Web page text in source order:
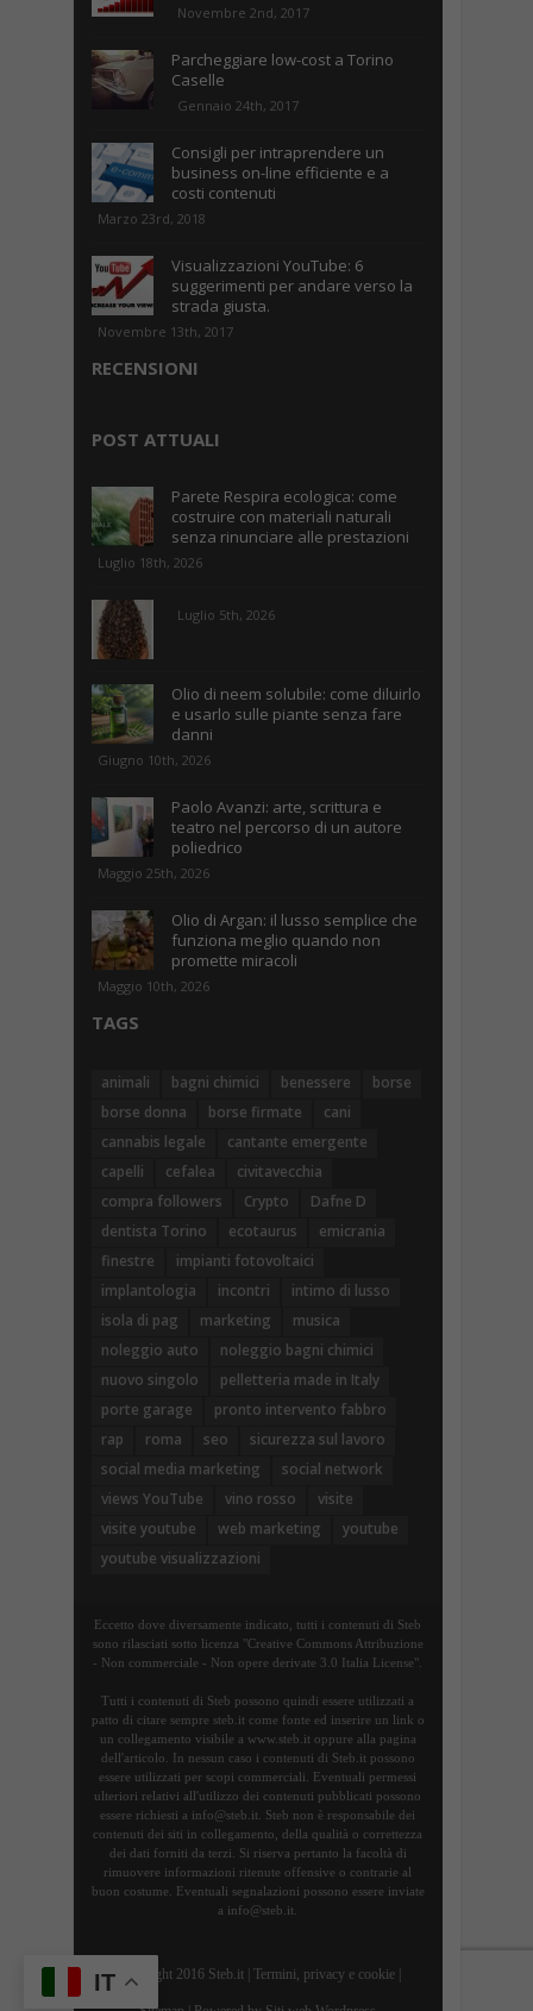
Novembre 2nd, 2017
Parcheggiare low-cost a Torino
Caselle
Gennaio 24th, 2017
Consigli per intraprendere un
business on-line efficiente e a
costi contenuti
Marzo 23rd, 2018
Visualizzazioni YouTube: 6
suggerimenti per andare verso la
strada giusta.
Novembre 13th, 2017
RECENSIONI
POST ATTUALI
Parete Respira ecologica: come
costruire con materiali naturali
senza rinunciare alle prestazioni
Luglio 18th, 2026
Luglio 5th, 2026
Olio di neem solubile: come diluirlo
e usarlo sulle piante senza fare
danni
Giugno 10th, 2026
Paolo Avanzi: arte, scrittura e
teatro nel percorso di un autore
poliedrico
Maggio 25th, 2026
Olio di Argan: il lusso semplice che
funziona meglio quando non
promette miracoli
Maggio 10th, 2026
TAGS
animali bagni chimici benessere
borse
borse donna
borse firmate
cani
cannabis legale
cantante emergente
capelli
cefalea
civitavecchia
compra followers
Crypto
Dafne D
dentista Torino
ecotaurus
emicrania
finestre
impianti fotovoltaici
implantologia
incontri
intimo di lusso
isola di pag
marketing
musica
noleggio auto
noleggio bagni chimici
nuovo singolo
pelletteria made in Italy
porte garage
pronto intervento fabbro
rap
roma seo
sicurezza sul lavoro
social media marketing
social network
views YouTube
vino rosso
visite
visite youtube
web marketing
youtube
youtube visualizzazioni
Eccetto dove diversamente indicato, tutti i contenuti di Steb
sono rilasciati sotto licenza "Creative Commons Attribuzione
- Non commerciale - Non opere derivate 3.0 Italia License".
Tutti i contenuti di Steb possono quindi essere utilizzati a
patto di citare sempre steb.it come fonte ed inserire un link o
un collegamento visibile a www.steb.it oppure alla pagina
dell'articolo. In nessun caso i contenuti di Steb.it possono
essere utilizzati per scopi commerciali. Eventuali permessi
ulteriori relativi all'utilizzo dei contenuti pubblicati possono
essere richiesti a info@steb.it. Steb non è responsabile dei
contenuti dei siti in collegamento, della qualità o correttezza
dei dati forniti da terzi. Si riserva pertanto la facoltà di
rimuovere informazioni ritenute offensive o contrarie al
buon costume. Eventuali segnalazioni possono essere inviate
a info@steb.it.
Copyright 2016 Steb.it | Termini, privacy e cookie|
IT